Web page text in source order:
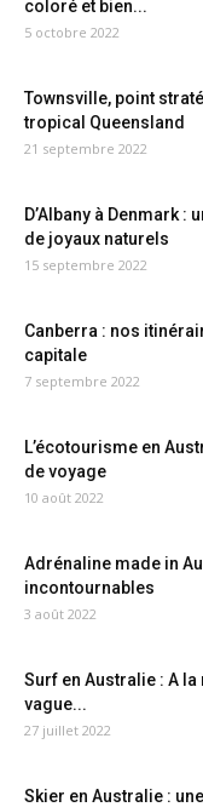
coloré et bien...
5 octobre 2022
Townsville, point
tropical Queensland
21 septembre 2022
D’Albany à Denmark :
de joyaux naturels
15 septembre 2022
Canberra : nos
capitale
7 septembre 2022
L’écotourisme en
de voyage
10 août 2022
Adrénaline made in
incontournables
3 août 2022
Surf en Australie : A
vague...
27 juillet 2022
Skier en Australie :